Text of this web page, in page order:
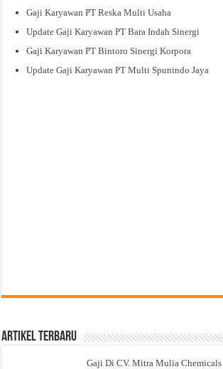
Gaji Karyawan PT Reska Multi Usaha
Update Gaji Karyawan PT Bara Indah Sinergi
Gaji Karyawan PT Bintoro Sinergi Korpora
Update Gaji Karyawan PT Multi Spunindo Jaya
Artikel Terbaru
Gaji Di CV. Mitra Mulia Chemicals